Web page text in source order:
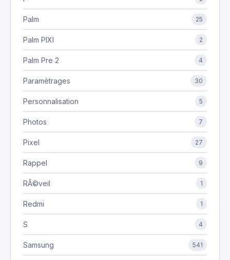
Palm 25
Palm PIXI 2
Palm Pre 2 4
Paramètrages 30
Personnalisation 5
Photos 7
Pixel 27
Rappel 9
RÃ©veil 1
Redmi 1
S 4
Samsung 541